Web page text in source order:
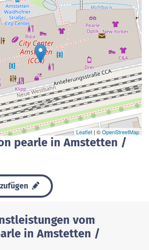
Leaflet | ©OpenStreetMap
pearle in Amstetten /
vom
in Amstetten /